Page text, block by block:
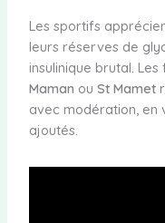
Les sportifs
leurs réserves de
insulinique brutal.
Maman ou St Mamet
avec modération, en
ajoutés.